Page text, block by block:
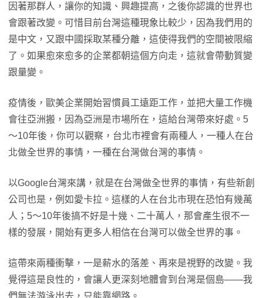
因著那群人，讓你的知識、興趣提高，之後你認識的世界也
會跟著改變。可惜目前台灣這種現象比較少，因為我們用的
是中文，又跟中國採取某種分離，這使得我們的空間被限縮
了。如果愈來愈多的企業都朝這個方向走，這就會帶動質變
跟量變。
疫情後，歐美企業開始習慣員工遠距工作，並把大量工作機
會往亞洲搬，因為亞洲是市場所在，這給台灣帶來好處。5
～10年後，你可以觀察，台北市裡會有兩種人，一種人在台
北做全世界的事情，一種在台灣做台灣的事情。
以Google台灣來講，就是在台灣做全世界的事情，有些新創
公司也是，例如愛卡拉。這樣的人在台北市現在恐怕有幾萬
人；5～10年後搞不好是十幾、二十萬人，那會產生很不一
樣的發展，開始有更多人相信在台灣可以做全世界的事。
這帶來兩種衝擊，一是薪水的落差、再來是視野的改變。我
覺得這是良性的，會讓人更深刻地體會到台灣是個島——我
們無法游泳出去，只能靠網路。